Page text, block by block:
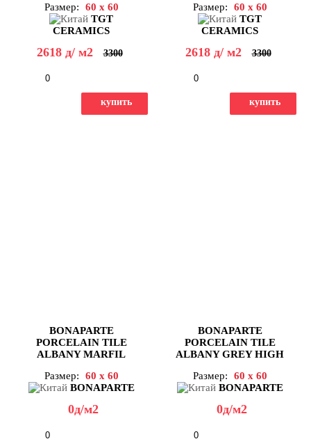
Размер:
60 x 60
TGT
CERAMICS
2618 д/ м2 3300
купить
Размер:
60 x 60
TGT
CERAMICS
2618 д/ м2 3300
купить
BONAPARTE
PORCELAIN TILE
ALBANY MARFIL
60X60
Размер:
60 x 60
BONAPARTE
0д/м2
BONAPARTE
PORCELAIN TILE
ALBANY GREY HIGH
Размер:
60 x 60
BONAPARTE
0д/м2